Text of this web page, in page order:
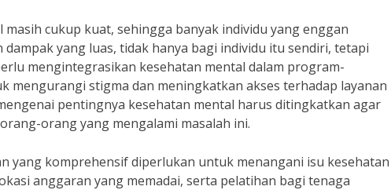
cukup kuat, sehingga banyak individu yang enggan
yang luas, tidak hanya bagi individu itu sendiri, tetapi
mengintegrasikan kesehatan mental dalam program-
mengurangi stigma dan meningkatkan akses terhadap layanan
pentingnya kesehatan mental harus ditingkatkan agar
orang yang mengalami masalah ini.
yang komprehensif diperlukan untuk menangani isu kesehatan
anggaran yang memadai, serta pelatihan bagi tenaga